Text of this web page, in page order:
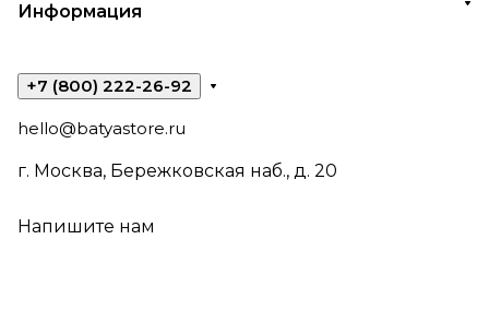
Информация
+7 (800) 222-26-92
hello@batyastore.ru
г. Москва, Бережковская наб., д. 20
Напишите нам